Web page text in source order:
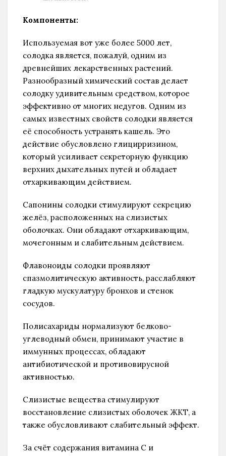
Компоненты:
Используемая вот уже более 5000 лет,
солодка является, пожалуй, одним из
древнейших лекарственных растений.
Разнообразный химический состав делает
солодку удивительным средством, которое
эффективно от многих недугов. Одним из
самых известных свойств солодки является
её способность устранять кашель. Это
действие обусловлено глицирризином,
который усиливает секреторную функцию
верхних дыхательных путей и обладает
отхаркивающим действием.
Сапонины солодки стимулируют секрецию
желёз, расположенных на слизистых
оболочках. Они обладают отхаркивающим,
мочегонным и слабительным действием.
Флавоноиды солодки проявляют
спазмолитическую активность, расслабляют
гладкую мускулатуру бронхов и стенок
сосудов.
Полисахариды нормализуют белково-
углеводный обмен, принимают участие в
иммунных процессах, обладают
антибиотической и противовирусной
активностью.
Слизистые вещества стимулируют
восстановление слизистых оболочек ЖКТ, а
также обусловливают слабительный эффект.
За счёт содержания витамина С и